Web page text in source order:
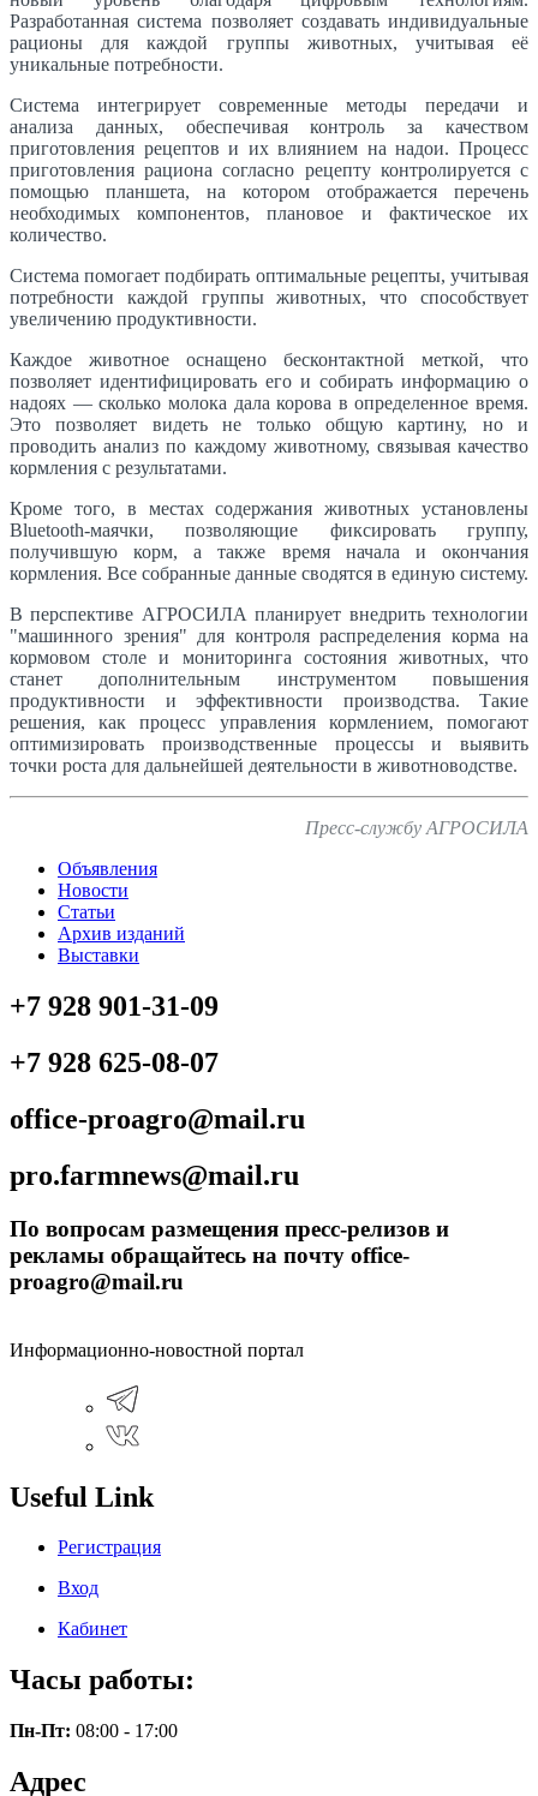
Разработанная система позволяет создавать индивидуальные
рационы для каждой группы животных, учитывая её
уникальные потребности.
Система интегрирует современные методы передачи и
анализа данных, обеспечивая контроль за качеством
приготовления рецептов и их влиянием на надои. Процесс
приготовления рациона согласно рецепту контролируется с
помощью планшета, на котором отображается перечень
необходимых компонентов, плановое и фактическое их
количество.
Система помогает подбирать оптимальные рецепты, учитывая
потребности каждой группы животных, что способствует
увеличению продуктивности.
Каждое животное оснащено бесконтактной меткой, что
позволяет идентифицировать его и собирать информацию о
надоях — сколько молока дала корова в определенное время.
Это позволяет видеть не только общую картину, но и
проводить анализ по каждому животному, связывая качество
кормления с результатами.
Кроме того, в местах содержания животных установлены
Bluetooth-маячки, позволяющие фиксировать группу,
получившую корм, а также время начала и окончания
кормления. Все собранные данные сводятся в единую систему.
В перспективе АГРОСИЛА планирует внедрить технологии
"машинного зрения" для контроля распределения корма на
кормовом столе и мониторинга состояния животных, что
станет дополнительным инструментом повышения
продуктивности и эффективности производства. Такие
решения, как процесс управления кормлением, помогают
оптимизировать производственные процессы и выявить
точки роста для дальнейшей деятельности в животноводстве.
Пресс-службу АГРОСИЛА
Объявления
Новости
Статьи
Архив изданий
Выставки
+7 928 901-31-09
+7 928 625-08-07
office-proagro@mail.ru
pro.farmnews@mail.ru
По вопросам размещения пресс-релизов и
рекламы обращайтесь на почту office-
proagro@mail.ru
Информационно-новостной портал
Useful Link
Регистрация
Вход
Кабинет
Часы работы:
Пн-Пт: 08:00 - 17:00
Адрес